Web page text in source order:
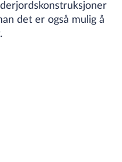
det er også mulig å